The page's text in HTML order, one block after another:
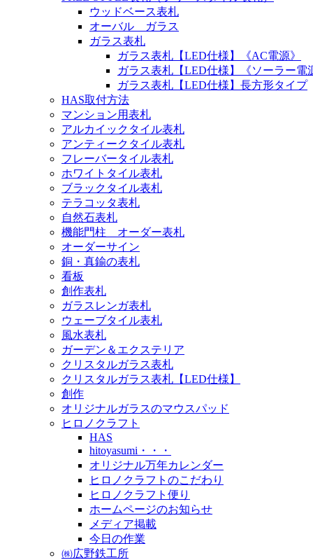
ウッドベース表札
オーバル ガラス
ガラス表札
ガラス表札【LED仕様】《AC電源》
ガラス表札【LED仕様】《ソーラー電
ガラス表札【LED仕様】長方形タイプ
HAS取付方法
マンション用表札
アルカイックタイル表札
アンティークタイル表札
フレーバータイル表札
ホワイトタイル表札
ブラックタイル表札
テラコッタ表札
自然石表札
機能門柱 オーダー表札
オーダーサイン
銅・真鍮の表札
看板
創作表札
ガラスレンガ表札
ウェーブタイル表札
風水表札
ガーデン＆エクステリア
クリスタルガラス表札
クリスタルガラス表札【LED仕様】
創作
オリジナルガラスのマウスパッド
ヒロノクラフト
HAS
hitoyasumi・・・
オリジナル万年カレンダー
ヒロノクラフトのこだわり
ヒロノクラフト便り
ホームページのお知らせ
メディア掲載
今日の作業
㈱広野鉄工所